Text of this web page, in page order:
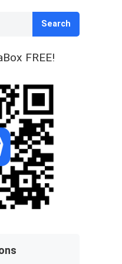
Search
FREE!